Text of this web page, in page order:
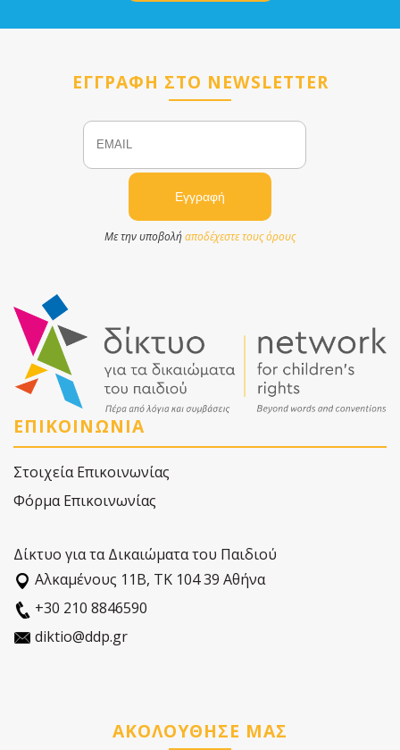
ΕΓΓΡΑΦΗ ΣΤΟ NEWSLETTER
Email
Με την υποβολήαποδέχεστε τους όρους
ΕΠΙΚΟΙΝΩΝΙΑ
Στοιχεία Επικοινωνίας
Φόρμα Επικοινωνίας
Δίκτυο για τα Δικαιώματα του Παιδιού
Αλκαµένους 11Β, ΤΚ 104 39 Αθήνα
+30 210 8846590
diktio@ddp.gr
ΑΚΟΛΟΥΘΗΣΕ ΜΑΣ